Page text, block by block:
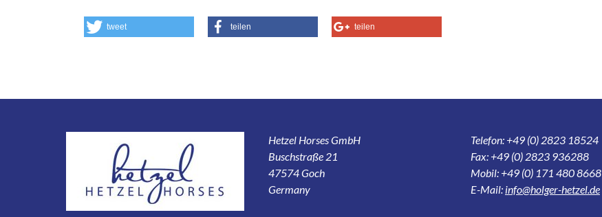
tweet teilen teilen
Hetzel Horses GmbH
Buschstraße 21
47574 Goch
Germany
Telefon: +49 (0) 2823 18524
Fax: +49 (0) 2823 936288
Mobil: +49 (0) 171 480 8668
E-Mail: info@holger-hetzel.de